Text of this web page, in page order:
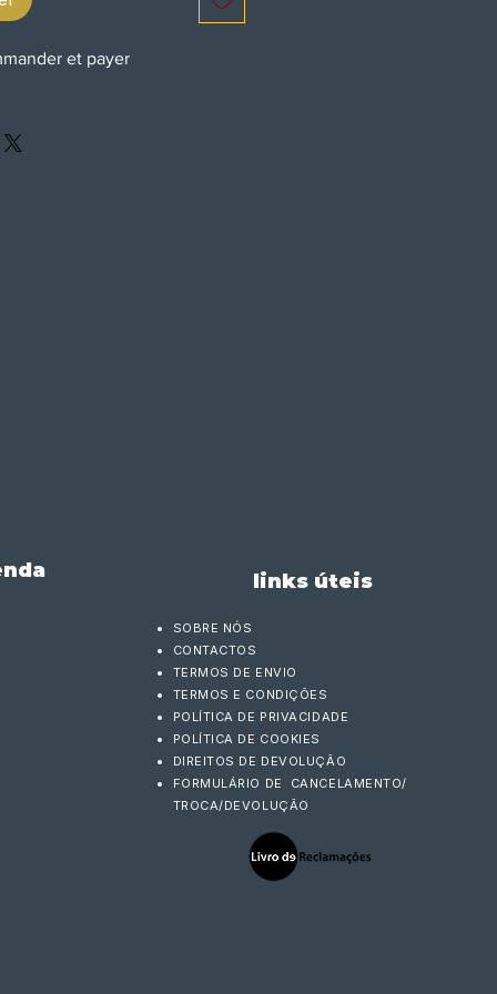
et payer
links úteis
SOBRE NÓS
CONTACTOS
TERMOS DE ENVIO
TERMOS E CONDIÇÕES
POLÍTICA DE PRIVACIDADE
POLÍTICA DE COOKIES
DIREITOS DE DEVOLUÇÃO
FORMULÁRIO DE CANCELAMENTO/
TROCA/DEVOLUÇÃO